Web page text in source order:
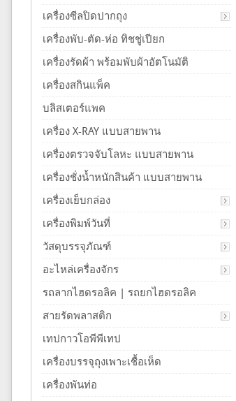
เครื่องซีลปิดปากถุง
เครื่องพับ-ตัด-ห่อ ทิชชู่เปียก
เครื่องรัดผ้า พร้อมพับผ้าอัตโนมัติ
เครื่องสกินแพ็ค
บลิสเตอร์แพค
เครื่อง X-RAY แบบสายพาน
เครื่องตรวจจับโลหะ แบบสายพาน
เครื่องชั่งน้ำหนักสินค้า แบบสายพาน
เครื่องเย็บกล่อง
เครื่องพิมพ์วันที่
วัสดุบรรจุภัณฑ์
อะไหล่เครื่องจักร
รถลากไฮดรอลิค | รถยกไฮดรอลิค
สายรัดพลาสติก
เทปกาวโอพีพีเทป
เครื่องบรรจุถุงเพาะเชื้อเห็ด
เครื่องพันท่อ